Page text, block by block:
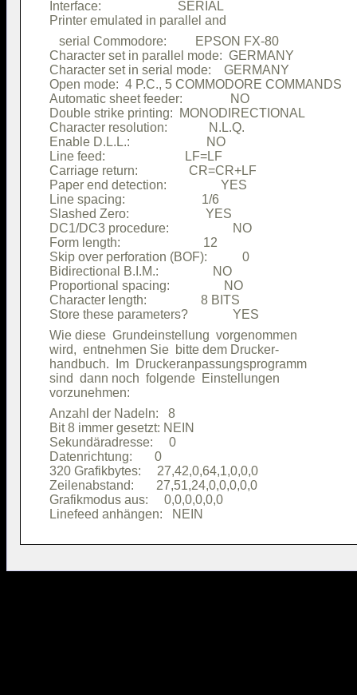
Interface:                        SERIAL
   serial Commodore:         EPSON FX-80
Character set in parallel mode:  GERMANY
Character set in serial mode:    GERMANY
Open mode:  4 P.C., 5 COMMODORE COMMANDS
Automatic sheet feeder:               NO
Double strike printing:  MONODIRECTIONAL
Character resolution:             N.L.Q.
Enable D.L.L.:                        NO
Line feed:                         LF=LF
Carriage return:                CR=CR+LF
Paper end detection:                 YES
Line spacing:                        1/6
Slashed Zero:                        YES
DC1/DC3 procedure:                    NO
Form length:                          12
Skip over perforation (BOF):           0
Bidirectional B.I.M.:                 NO
Proportional spacing:                 NO
Character length:                 8 BITS
Wie diese  Grundeinstellung  vorgenommen
wird,  entnehmen Sie  bitte dem Drucker-
handbuch.  Im  Druckeranpassungsprogramm
sind  dann noch  folgende  Einstellungen
Anzahl der Nadeln:   8
Bit 8 immer gesetzt: NEIN
Sekundäradresse:     0
Datenrichtung:       0
320 Grafikbytes:     27,42,0,64,1,0,0,0
Zeilenabstand:       27,51,24,0,0,0,0,0
Grafikmodus aus:     0,0,0,0,0,0